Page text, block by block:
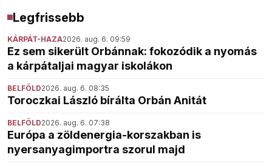
Legfrissebb
KÁRPÁT-HAZA2026. aug. 6. 09:59
Ez sem sikerült Orbánnak: fokozódik a nyomás
a kárpátaljai magyar iskolákon
BELFÖLD2026. aug. 6. 08:35
Toroczkai László bírálta Orbán Anitát
BELFÖLD2026. aug. 6. 07:38
Európa a zöldenergia-korszakban is
nyersanyagimportra szorul majd